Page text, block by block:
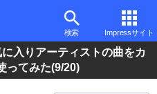
検索 Impressサイト
入りアーティストの曲をカ
ってみた(9/20)